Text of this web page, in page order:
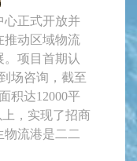
心正式开放并
推动区域物流
项目首期认
场咨询，截至
积达12000平
，实现了招商
物流港是二二